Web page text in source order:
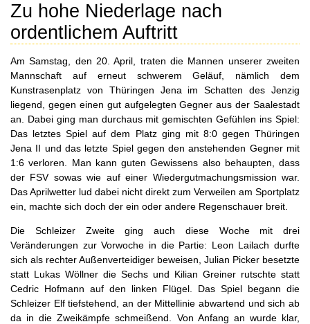
Zu hohe Niederlage nach
ordentlichem Auftritt
Am Samstag, den 20. April, traten die Mannen unserer zweiten
Mannschaft auf erneut schwerem Geläuf, nämlich dem
Kunstrasenplatz von Thüringen Jena im Schatten des Jenzig
liegend, gegen einen gut aufgelegten Gegner aus der Saalestadt
an. Dabei ging man durchaus mit gemischten Gefühlen ins Spiel:
Das letztes Spiel auf dem Platz ging mit 8:0 gegen Thüringen
Jena II und das letzte Spiel gegen den anstehenden Gegner mit
1:6 verloren. Man kann guten Gewissens also behaupten, dass
der FSV sowas wie auf einer Wiedergutmachungsmission war.
Das Aprilwetter lud dabei nicht direkt zum Verweilen am Sportplatz
ein, machte sich doch der ein oder andere Regenschauer breit.
Die Schleizer Zweite ging auch diese Woche mit drei
Veränderungen zur Vorwoche in die Partie: Leon Lailach durfte
sich als rechter Außenverteidiger beweisen, Julian Picker besetzte
statt Lukas Wöllner die Sechs und Kilian Greiner rutschte statt
Cedric Hofmann auf den linken Flügel. Das Spiel begann die
Schleizer Elf tiefstehend, an der Mittellinie abwartend und sich ab
da in die Zweikämpfe schmeißend. Von Anfang an wurde klar,